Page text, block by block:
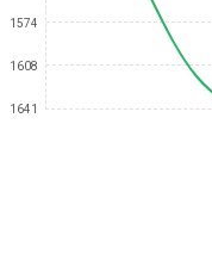
1574
1608
1641